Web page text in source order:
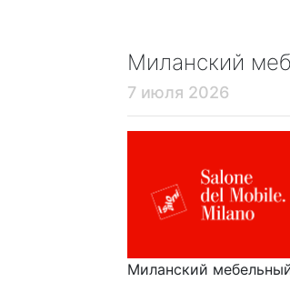
Миланский
7 июля 2026
Миланский